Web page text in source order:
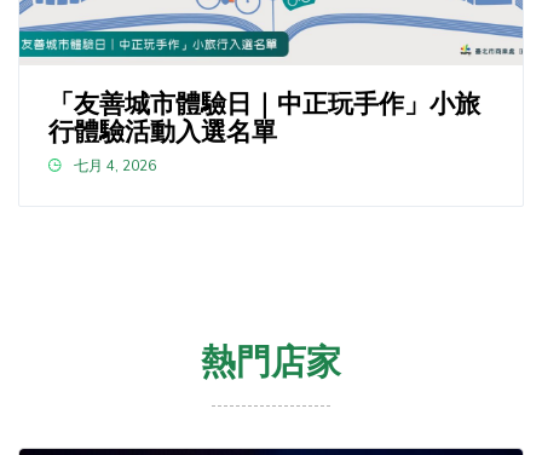
「友善城市體驗日｜中正玩手作」小旅
行體驗活動入選名單
七月 4, 2026
熱門店家